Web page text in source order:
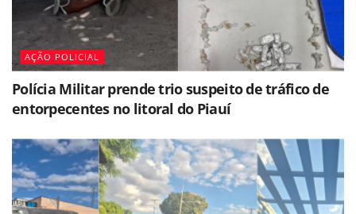
AÇÃO POLICIAL
Polícia Militar prende trio suspeito de tráfico de
entorpecentes no litoral do Piauí